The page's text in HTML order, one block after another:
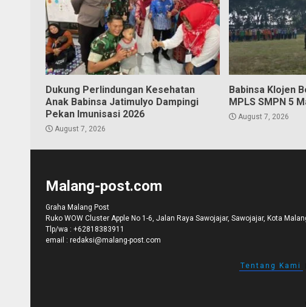
Dukung Perlindungan Kesehatan
Anak Babinsa Jatimulyo Dampingi
Pekan Imunisasi 2026
August 7, 2026
Babinsa Klojen
MPLS SMPN 5
August 7, 2026
Malang-post.com
Graha Malang Post
Ruko WOW Cluster Apple No 1-6, Jalan Raya Sawojajar, Sawojajar, Kota
Tlp/wa : +62818383911
email : redaksi@malang-post.com
Tentang Kami